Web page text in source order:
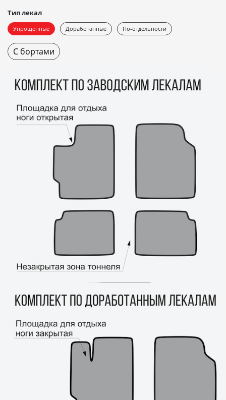
Тип лекал
Упрощенные Доработанные По-отдельности
С бортами